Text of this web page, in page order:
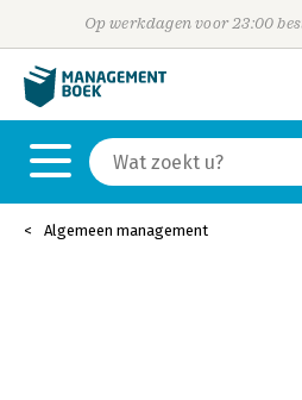
Op werkdagen voor 23:00
Algemeen management